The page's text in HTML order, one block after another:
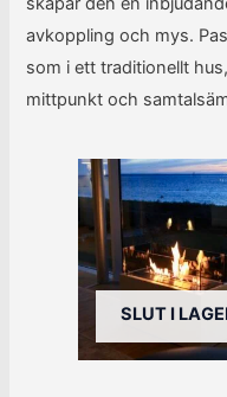
avkoppling och mys.
som i ett traditionellt
mittpunkt och
SLUT I